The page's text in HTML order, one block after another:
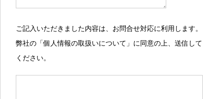
ご記入いただきました内容は、お問合せ対応に利用します。
弊社の「個人情報の取扱いについて」に同意の上、送信して
ください。